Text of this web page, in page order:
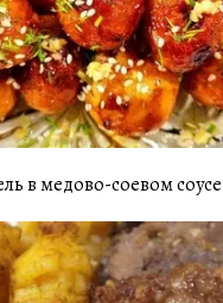
в медово-соевом соусе